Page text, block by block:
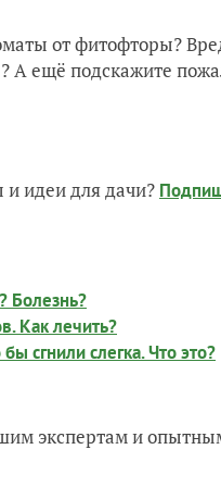
от фитофторы?
ещё подскажите
и идеи для дачи?
Болезнь?
Как лечить?
сгнили слегка. Что это?
экспертам и